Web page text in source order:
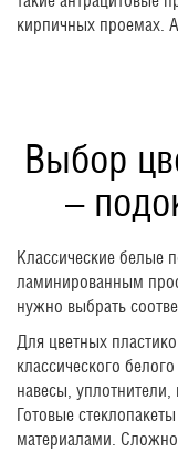
кирпичных проемах.
Выбор
–
Классические белые
ламинированным
нужно выбрать
Для цветных
классического
навесы,
Готовые
материалами.